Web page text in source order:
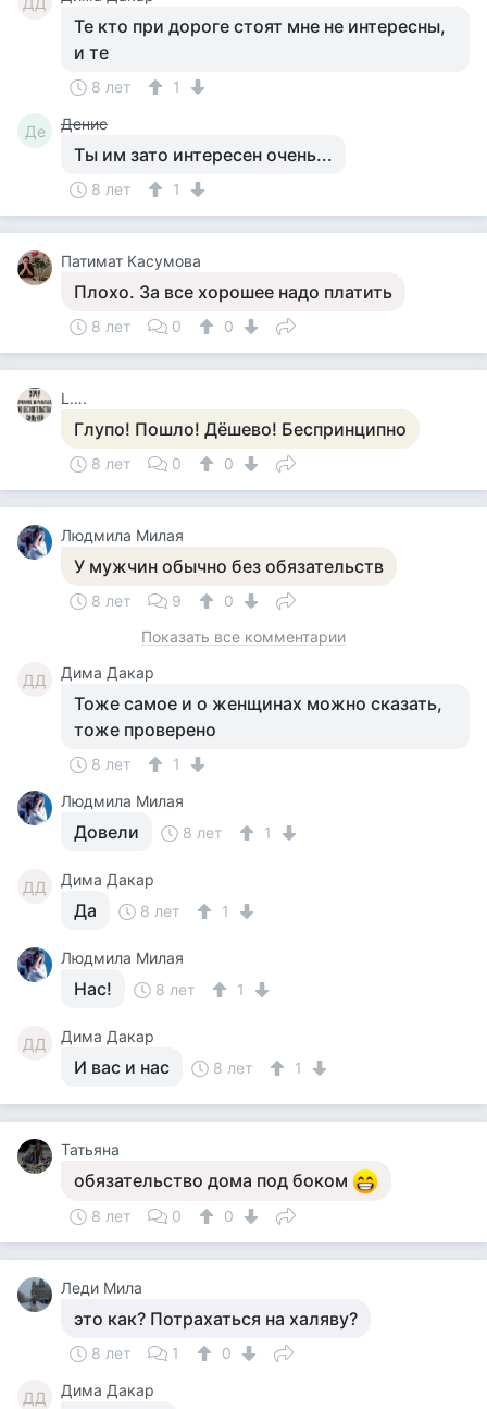
Те кто при дороге стоят мне не интересны,
и те
8 лет 1
Де Денис
Ты им зато интересен очень...
8 лет 1
Патимат Касумова
Плохо. За все хорошее надо платить
8 лет 0 0
L….
Глупо! Пошло! Дёшево! Беспринципно
8 лет 0 0
Людмила Милая
У мужчин обычно без обязательств
8 лет 9
0
Показать все комментарии
ДД Дима Дакар
Тоже самое и о женщинах можно сказать,
тоже проверено
8 лет
1
Людмила Милая
Довели 8 лет 1
ДД Дима Дакар
Да 8 лет 1
Людмила Милая
Нас! 8 лет 1
ДД Дима Дакар
И вас и нас 8 лет 1
Татьяна
обязательство дома под боком
8 лет 0 0
Леди Мила
это как? Потрахаться на халяву?
8 лет 1 0
ДД Дима Дакар